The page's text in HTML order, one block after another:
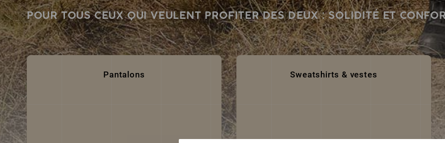
POUR TOUS CEUX QUI VEULENT PROFITER DES DEUX : SOLIDITÉ ET
Pantalons Sweatshirts & vestes